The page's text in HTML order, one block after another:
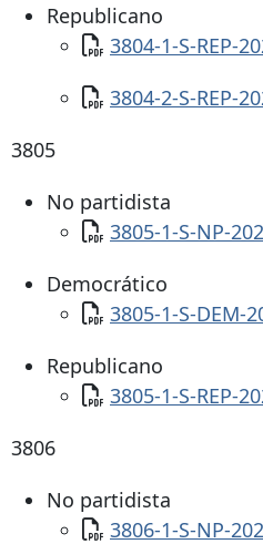
Republicano
Documento
3804-1-S-REP-
Documento
3804-2-S-REP-
3805
No partidista
Documento
3805-1-S-NP-
Democrático
Documento
3805-1-S-DEM-
Republicano
Documento
3805-1-S-REP-
3806
No partidista
Documento
3806-1-S-NP-